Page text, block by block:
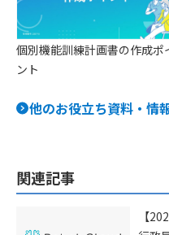
個別機能訓練計画書の作成ポ
ント
他のお役立ち資料・情
関連記事
【